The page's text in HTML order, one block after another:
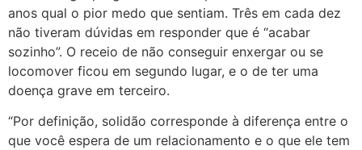
anos qual o pior medo que sentiam. Três em cada dez
não tiveram dúvidas em responder que é “acabar
sozinho”. O receio de não conseguir enxergar ou se
locomover ficou em segundo lugar, e o de ter uma
doença grave em terceiro.
“Por definição, solidão corresponde à diferença entre o
que você espera de um relacionamento e o que ele tem